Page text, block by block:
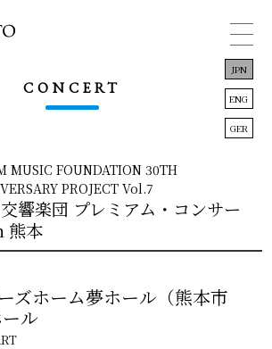
TOP
CONCERT
BIOGRAPHY
JPN
ENG
GER
CONCERT
MUSIC FOUNDATION 30TH
PROJECT Vol.7
響楽団 プレミアム・コンサー
熊本
ズホーム夢ホール（熊本市
ル